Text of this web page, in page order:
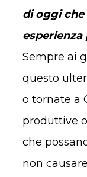
di oggi
esperienza
Sempre ai
questo
o tornate a
produttive
che
non